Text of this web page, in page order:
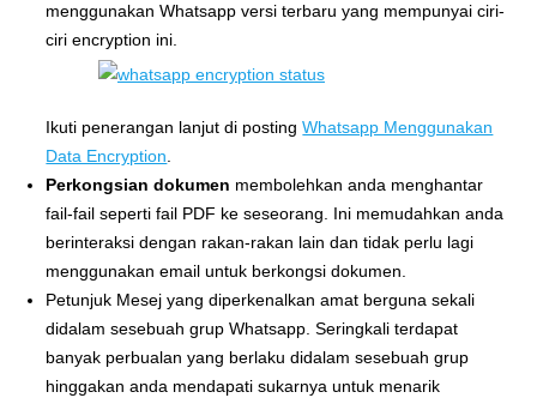
menggunakan Whatsapp versi terbaru yang mempunyai ciri-
ciri encryption ini.
Ikuti penerangan lanjut di postingWhatsapp Menggunakan
Data Encryption.
Perkongsian dokumen membolehkan anda menghantar
fail-fail seperti fail PDF ke seseorang. Ini memudahkan anda
berinteraksi dengan rakan-rakan lain dan tidak perlu lagi
menggunakan email untuk berkongsi dokumen.
Petunjuk Mesej yang diperkenalkan amat berguna sekali
didalam sesebuah grup Whatsapp. Seringkali terdapat
banyak perbualan yang berlaku didalam sesebuah grup
hinggakan anda mendapati sukarnya untuk menarik